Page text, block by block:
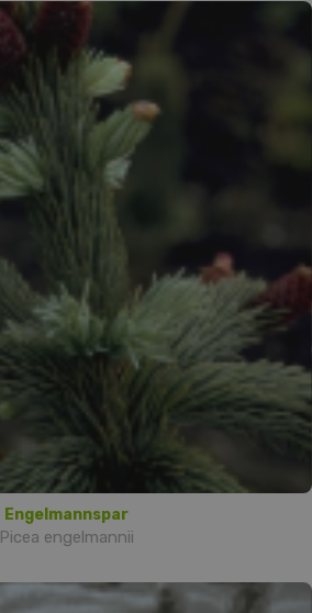
Engelmannspar
Picea engelmannii